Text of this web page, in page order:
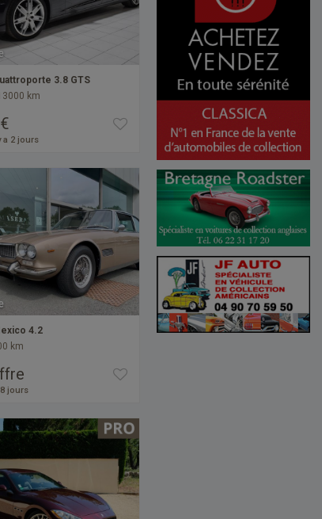
3.8 GTS
km
a 2 jours
4.2
km
jours